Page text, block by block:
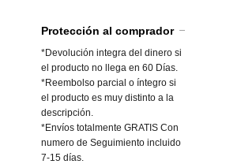
Protección al comprador
*Devolución integra del dinero si
el producto no llega en 60 Días.
*Reembolso parcial o íntegro si
el producto es muy distinto a la
descripción.
*Envíos totalmente GRATIS Con
numero de Seguimiento incluido
7-15 días.